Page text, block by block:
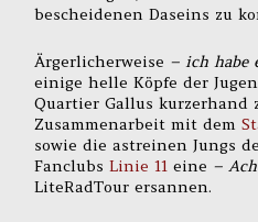
bescheidenen Daseins zu
Ärgerlicherweise – ich habe
einige helle Köpfe der
Quartier Gallus kurzerhand
Zusammenarbeit mit dem
sowie die astreinen Jungs
FanclubsLinie 11 eine –
LiteRadTour ersannen.